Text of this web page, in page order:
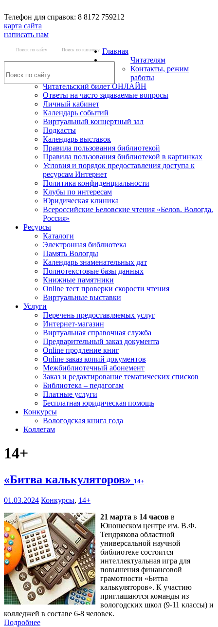
Телефон для справок: 8 8172 759212
карта сайта
написать нам
Поиск по сайту Поиск по каталогу Главная
Читателям
Контакты, режим
работы
Читательский билет ОНЛАЙН
Ответы на часто задаваемые вопросы
Личный кабинет
Календарь событий
Виртуальный концертный зал
Подкасты
Календарь выставок
Правила пользования библиотекой
Правила пользования библиотекой в картинках
Условия и порядок предоставления доступа к
ресурсам Интернет
Политика конфиденциальности
Клубы по интересам
Юридическая клиника
Всероссийские Беловские чтения «Белов. Вологда.
Россия»
Ресурсы
Каталоги
Электронная библиотека
Память Вологды
Календарь знаменательных дат
Полнотекстовые базы данных
Книжные памятники
Online тест проверки скорости чтения
Виртуальные выставки
Услуги
Перечень предоставляемых услуг
Интернет-магазин
Виртуальная справочная служба
Предварительный заказ документа
Online продление книг
Online заказ копий документов
Межбиблиотечный абонемент
Заказ и редактирование тематических списков
Библиотека – педагогам
Платные услуги
Бесплатная юридическая помощь
Конкурсы
Вологодская книга года
Коллегам
14+
«Битва калькуляторов» 14+
01.03.2024 Конкурсы, 14+
21 марта в 14 часов в
Юношеском центре им. В.Ф.
Тендрякова областной
универсальной научной
библиотеке состоится
интеллектуальная игра для
повышения финансовой
грамотности «Битва
калькуляторов». К участию
приглашаются команды из
вологодских школ (9-11 классы) и
колледжей в составе 6-8 человек.
Подробнее